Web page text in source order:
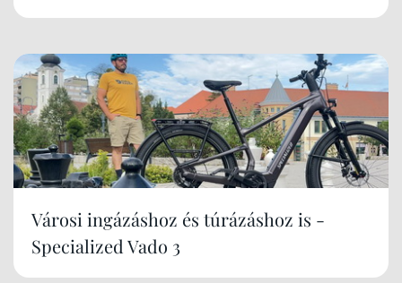
Városi ingázáshoz és túrázáshoz is -
Specialized Vado 3